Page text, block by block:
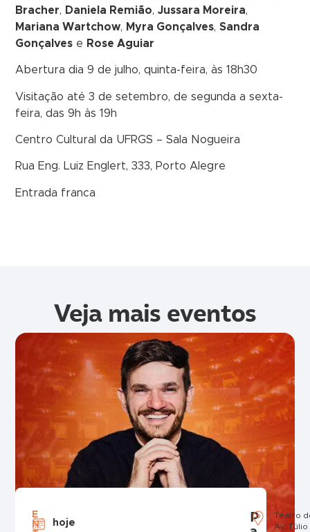
Bracher, Daniela Remião,Jussara Moreira,
Mariana Wartchow, Myra Gonçalves,Sandra
Gonçalves e Rose Aguiar
Abertura dia 9 de julho, quinta-feira, às 18h30
Visitação até 3 de setembro, de segunda a sexta-
feira, das 9h às 19h
Centro Cultural da UFRGS – Sala Nogueira
Rua Eng. Luiz Englert, 333, Porto Alegre
Entrada franca
Veja mais eventos
E
N
hoje
P
Teatro
Av.